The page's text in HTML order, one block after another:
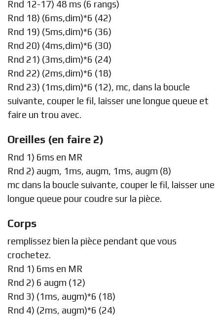
Rnd 12-17) 48 ms (6 rangs)
Rnd 18) (6ms,dim)*6 (42)
Rnd 19) (5ms,dim)*6 (36)
Rnd 20) (4ms,dim)*6 (30)
Rnd 21) (3ms,dim)*6 (24)
Rnd 22) (2ms,dim)*6 (18)
Rnd 23) (1ms,dim)*6 (12), mc, dans la boucle
suivante, couper le fil, laisser une longue queue et
faire un trou avec.
Oreilles (en faire 2)
Rnd 1) 6ms en MR
Rnd 2) augm, 1ms, augm, 1ms, augm (8)
mc dans la boucle suivante, couper le fil, laisser une
longue queue pour coudre sur la pièce.
Corps
remplissez bien la pièce pendant que vous
crochetez.
Rnd 1) 6ms en MR
Rnd 2) 6 augm (12)
Rnd 3) (1ms, augm)*6 (18)
Rnd 4) (2ms, augm)*6 (24)